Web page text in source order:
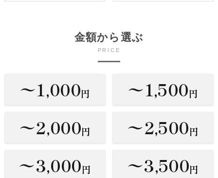
金額から選ぶ
PRICE
〜1,000円 〜1,500円
〜2,000円 〜2,500円
〜3,000円 〜3,500円